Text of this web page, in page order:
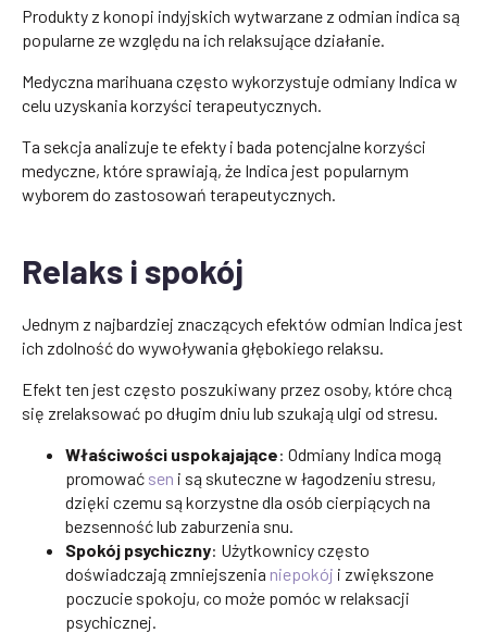
Produkty z konopi indyjskich wytwarzane z odmian indica są
popularne ze względu na ich relaksujące działanie.
Medyczna marihuana często wykorzystuje odmiany Indica w
celu uzyskania korzyści terapeutycznych.
Ta sekcja analizuje te efekty i bada potencjalne korzyści
medyczne, które sprawiają, że Indica jest popularnym
wyborem do zastosowań terapeutycznych.
Relaks i spokój
Jednym z najbardziej znaczących efektów odmian Indica jest
ich zdolność do wywoływania głębokiego relaksu.
Efekt ten jest często poszukiwany przez osoby, które chcą
się zrelaksować po długim dniu lub szukają ulgi od stresu.
Właściwości uspokajające: Odmiany Indica mogą
promować sen i są skuteczne w łagodzeniu stresu,
dzięki czemu są korzystne dla osób cierpiących na
bezsenność lub zaburzenia snu.
Spokój psychiczny: Użytkownicy często
doświadczają zmniejszenia niepokój i zwiększone
poczucie spokoju, co może pomóc w relaksacji
psychicznej.